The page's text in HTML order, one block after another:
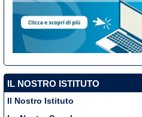
IL NOSTRO ISTITUTO
Il Nostro Istituto